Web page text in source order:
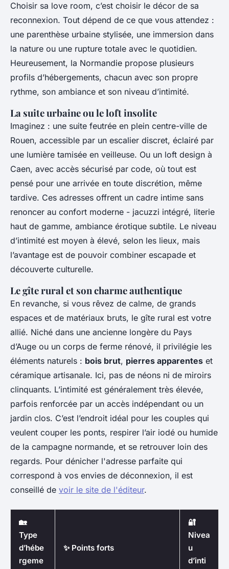
Choisir sa love room, c’est choisir le décor de sa
reconnexion. Tout dépend de ce que vous attendez :
une parenthèse urbaine stylisée, une immersion dans
la nature ou une rupture totale avec le quotidien.
Heureusement, la Normandie propose plusieurs
profils d’hébergements, chacun avec son propre
rythme, son ambiance et son niveau d’intimité.
La suite urbaine ou le loft insolite
Imaginez : une suite feutrée en plein centre-ville de
Rouen, accessible par un escalier discret, éclairé par
une lumière tamisée en veilleuse. Ou un loft design à
Caen, avec accès sécurisé par code, où tout est
pensé pour une arrivée en toute discrétion, même
tardive. Ces adresses offrent un cadre intime sans
renoncer au confort moderne - jacuzzi intégré, literie
haut de gamme, ambiance érotique subtile. Le niveau
d’intimité est moyen à élevé, selon les lieux, mais
l’avantage est de pouvoir combiner escapade et
découverte culturelle.
Le gîte rural et son charme authentique
En revanche, si vous rêvez de calme, de grands
espaces et de matériaux bruts, le gîte rural est votre
allié. Niché dans une ancienne longère du Pays
d’Auge ou un corps de ferme rénové, il privilégie les
éléments naturels : bois brut, pierres apparentes et
céramique artisanale. Ici, pas de néons ni de miroirs
clinquants. L’intimité est généralement très élevée,
parfois renforcée par un accès indépendant ou un
jardin clos. C’est l’endroit idéal pour les couples qui
veulent couper les ponts, respirer l’air iodé ou humide
de la campagne normande, et se retrouver loin des
regards. Pour dénicher l'adresse parfaite qui
correspond à vos envies de déconnexion, il est
conseillé de voir le site de l'éditeur.
🏡
Type
d’hébe
rgeme
✨ Points forts
🔐
Nivea
u
d’inti